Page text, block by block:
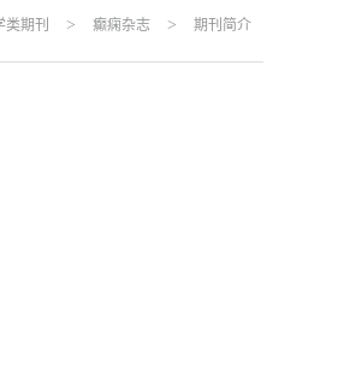
类期刊 > 癫痫杂志 > 期刊简介